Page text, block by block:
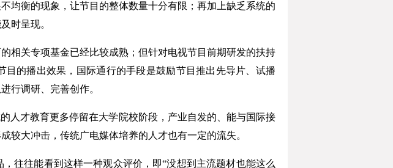
均衡的现象，让节目的整体数量十分有限；再加上缺乏系统的
时呈现。
相关专项基金已经比较成熟；但针对电视节目前期研发的扶持
的播出效果，国际通行的手段是鼓励节目推出先导片、试播
行调研、完善创作。
人才教育更多停留在大学院校阶段，产业自发的、能与国际接
较大冲击，传统广电媒体培养的人才也有一定的流失。
往往能看到这样一种观众评价，即“没想到主流题材也能这么